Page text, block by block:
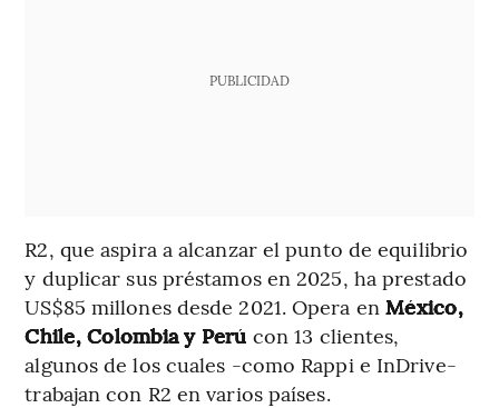
PUBLICIDAD
R2, que aspira a alcanzar el punto de equilibrio
y duplicar sus préstamos en 2025, ha prestado
US$85 millones desde 2021. Opera en México,
Chile, Colombia y Perú con 13 clientes,
algunos de los cuales -como Rappi e InDrive-
trabajan con R2 en varios países.